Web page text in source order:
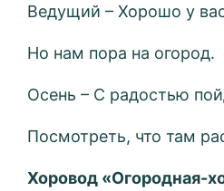
Ведущий – Хорошо у
Но нам пора на огород.
Осень – С радостью
Посмотреть, что там
Хоровод «Огородная-